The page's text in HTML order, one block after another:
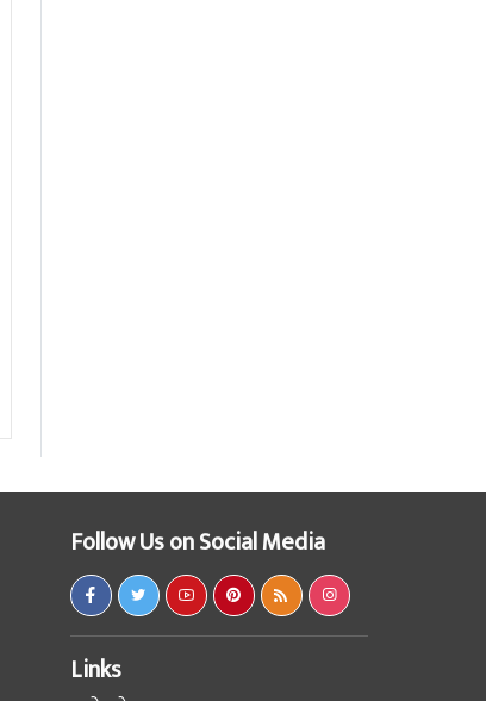
Follow Us on Social Media
Links